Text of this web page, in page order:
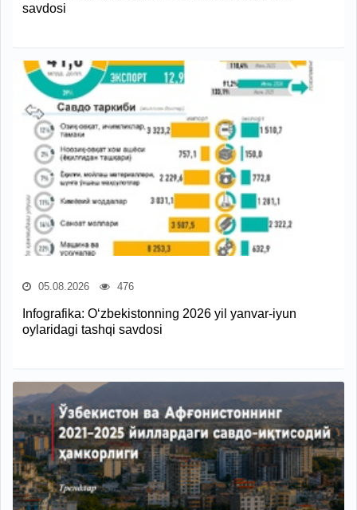
savdosi
05.08.2026 476
Infografika: O‘zbekistonning 2026 yil yanvar-iyun
oylaridagi tashqi savdosi